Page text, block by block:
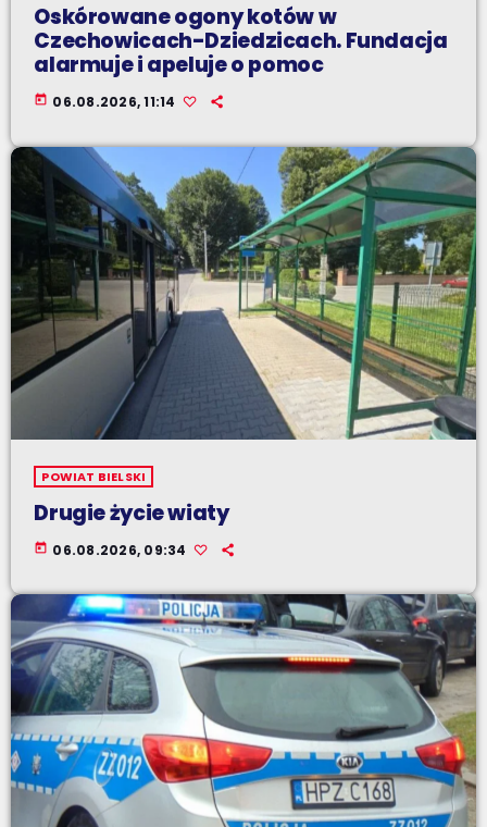
Oskórowane ogony kotów w
Czechowicach-Dziedzicach. Fundacja
alarmuje i apeluje o pomoc
today 06.08.2026, 11:14
POWIAT BIELSKI
Drugie życie wiaty
today 06.08.2026, 09:34